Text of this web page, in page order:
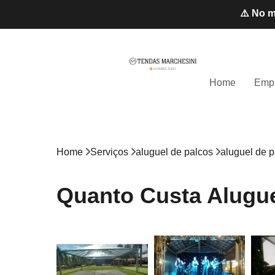
⚠️ No
Home
Home Serviços aluguel de palcos aluguel de
Quanto Custa